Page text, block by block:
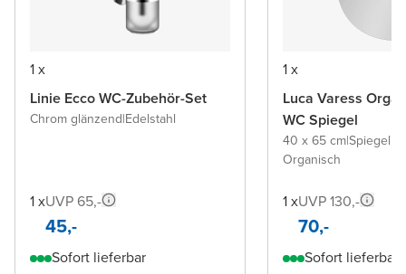
1 x
Linie Ecco WC-Zubehör-Set
Chrom glänzend|Edelstahl
1 xUVP 65,-
45,-
Sofort lieferbar
1 x
Luca Varess
WC Spiegel
40 x 65 cm|Spiegel
Organisch
1 xUVP 130,-
70,-
Sofort lieferbar